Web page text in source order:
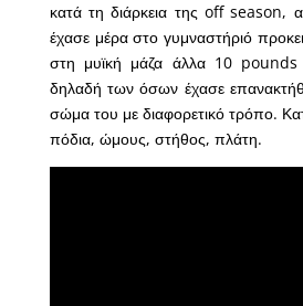
κατά τη διάρκεια της off season,
έχασε μέρα στο γυμναστήριό
στη μυϊκή μάζα άλλα 10
δηλαδή των όσων έχασε
σώμα του με διαφορετικό τρόπο.
πόδια, ώμους, στήθος, πλάτη.